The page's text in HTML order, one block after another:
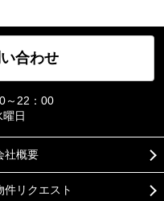
合わせ
～22：00
曜日
社概要
件リクエスト